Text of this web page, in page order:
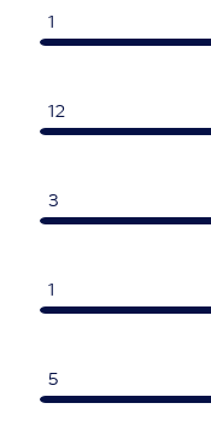
1
12
3
1
5